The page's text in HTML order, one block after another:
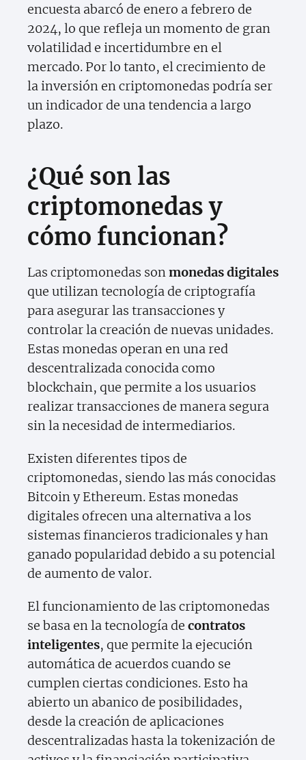
encuesta abarcó de enero a febrero de
2024, lo que refleja un momento de gran
volatilidad e incertidumbre en el
mercado. Por lo tanto, el crecimiento de
la inversión en criptomonedas podría ser
un indicador de una tendencia a largo
plazo.
¿Qué son las
criptomonedas y
cómo funcionan?
Las criptomonedas sonmonedas digitales
que utilizan tecnología de criptografía
para asegurar las transacciones y
controlar la creación de nuevas unidades.
Estas monedas operan en una red
descentralizada conocida como
blockchain, que permite a los usuarios
realizar transacciones de manera segura
sin la necesidad de intermediarios.
Existen diferentes tipos de
criptomonedas, siendo las más conocidas
Bitcoin y Ethereum. Estas monedas
digitales ofrecen una alternativa a los
sistemas financieros tradicionales y han
ganado popularidad debido a su potencial
de aumento de valor.
El funcionamiento de las criptomonedas
se basa en la tecnología de contratos
inteligentes, que permite la ejecución
automática de acuerdos cuando se
cumplen ciertas condiciones. Esto ha
abierto un abanico de posibilidades,
desde la creación de aplicaciones
descentralizadas hasta la tokenización de